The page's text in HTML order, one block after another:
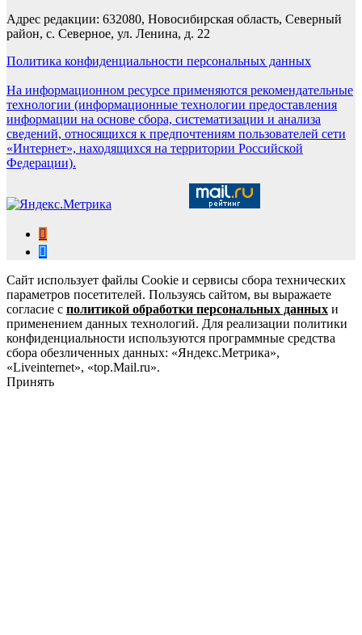
Адрес редакции: 632080, Новосибирская область, Северный
район, с. Северное, ул. Ленина, д. 22
Политика конфиденциальности персональных данных
На информационном ресурсе применяются рекомендательные
технологии (информационные технологии предоставления
информации на основе сбора, систематизации и анализа
сведений, относящихся к предпочтениям пользователей сети
«Интернет», находящихся на территории Российской
Федерации).
Сайт использует файлы Cookie и сервисы сбора технических
параметров посетителей. Пользуясь сайтом, вы выражаете
согласие с политикой обработки персональных данных и
применением данных технологий. Для реализации политики
конфиденциальности используются программные средства
сбора обезличенных данных: «Яндекс.Метрика»,
«Liveinternet», «top.Mail.ru».
Принять